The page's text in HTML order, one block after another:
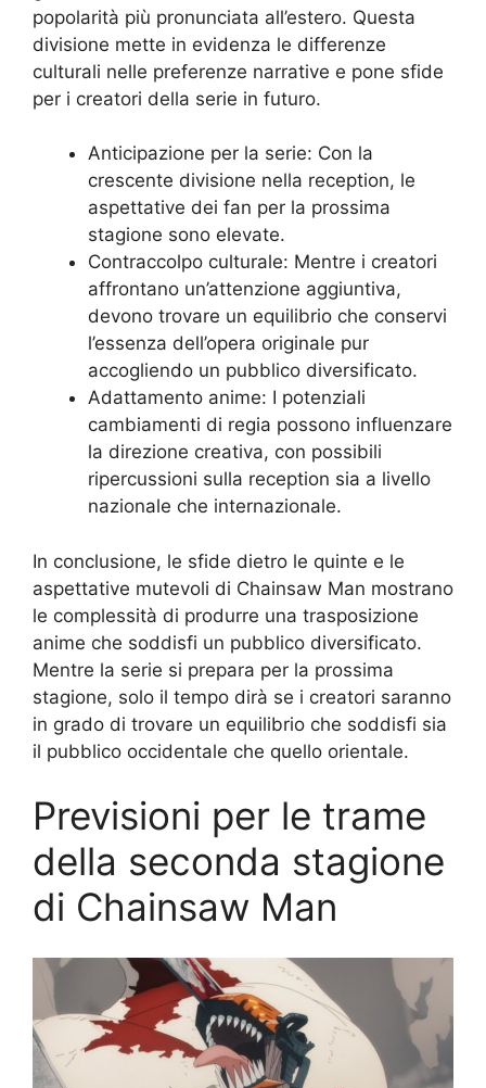
popolarità più pronunciata all’estero. Questa
divisione mette in evidenza le differenze
culturali nelle preferenze narrative e pone sfide
per i creatori della serie in futuro.
Anticipazione per la serie: Con la
crescente divisione nella reception, le
aspettative dei fan per la prossima
stagione sono elevate.
Contraccolpo culturale: Mentre i creatori
affrontano un’attenzione aggiuntiva,
devono trovare un equilibrio che conservi
l’essenza dell’opera originale pur
accogliendo un pubblico diversificato.
Adattamento anime: I potenziali
cambiamenti di regia possono influenzare
la direzione creativa, con possibili
ripercussioni sulla reception sia a livello
nazionale che internazionale.
In conclusione, le sfide dietro le quinte e le
aspettative mutevoli di Chainsaw Man mostrano
le complessità di produrre una trasposizione
anime che soddisfi un pubblico diversificato.
Mentre la serie si prepara per la prossima
stagione, solo il tempo dirà se i creatori saranno
in grado di trovare un equilibrio che soddisfi sia
il pubblico occidentale che quello orientale.
Previsioni per le trame
della seconda stagione
di Chainsaw Man